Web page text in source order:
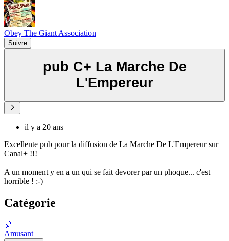
Obey The Giant Association
Suivre
pub C+ La Marche De
L'Empereur
il y a 20 ans
Excellente pub pour la diffusion de La Marche De L'Empereur sur
Canal+ !!!
A un moment y en a un qui se fait devorer par un phoque... c'est
horrible ! :-)
Catégorie
🎈
Amusant